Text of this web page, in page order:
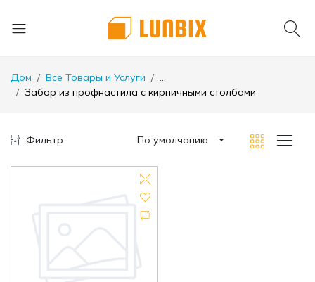
Дом Все Товары и Услуги
...
Забор из профнастила с кирпичными столбами
Фильтр По умолчанию